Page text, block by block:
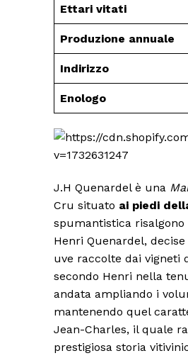
Ettari vitati
Produzione annuale
Indirizzo
Enologo
J.H Quenardel è una
Cru situato ai piedi
spumantistica risalgono
Henri Quenardel,
uve raccolte dai vigneti
secondo Henri nella
andata ampliando i
mantenendo quel
Jean-Charles, il quale
prestigiosa storia